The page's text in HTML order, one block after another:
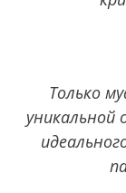
Только
уникальной